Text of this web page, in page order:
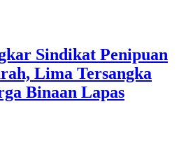
Sindikat Penipuan
Lima Tersangka
Binaan Lapas